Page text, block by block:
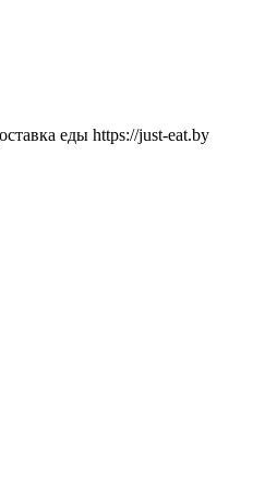
еды https://just-eat.by